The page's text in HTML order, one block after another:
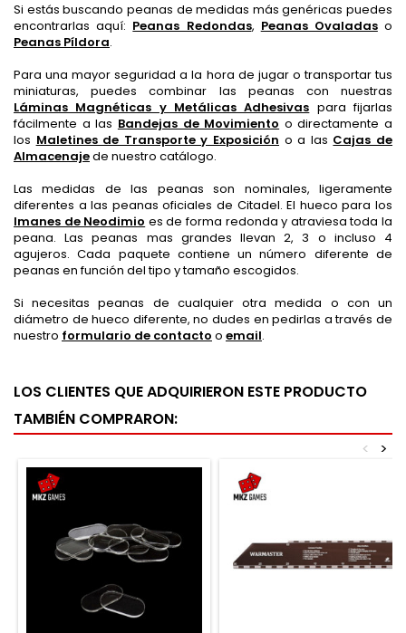
Si estás buscando peanas de medidas más genéricas puedes
encontrarlas aquí: Peanas Redondas, Peanas Ovaladaso
Peanas Píldora.
Para una mayor seguridad a la hora de jugar o transportar tus
miniaturas, puedes combinar las peanas con nuestras
Láminas Magnéticas y Metálicas Adhesivas para fijarlas
fácilmente a las Bandejas de Movimiento o directamente a
los Maletines de Transporte y Exposición o a las Cajas de
Almacenajede nuestro catálogo.
Las medidas de las peanas son nominales, ligeramente
diferentes a las peanas oficiales de Citadel. El hueco para los
Imanes de Neodimio es de forma redonda y atraviesa toda la
peana. Las peanas mas grandes llevan 2, 3 o incluso 4
agujeros. Cada paquete contiene un número diferente de
peanas en función del tipo y tamaño escogidos.
Si necesitas peanas de cualquier otra medida o con un
diámetro de hueco diferente, no dudes en pedirlas a través de
nuestro formulario de contacto o email.
LOS CLIENTES QUE ADQUIRIERON ESTE PRODUCTO
TAMBIÉN COMPRARON:
>
<